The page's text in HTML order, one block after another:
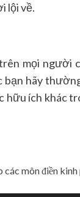
lội về.
mọi người
bạn hãy
hữu ích khác
môn điền kinh